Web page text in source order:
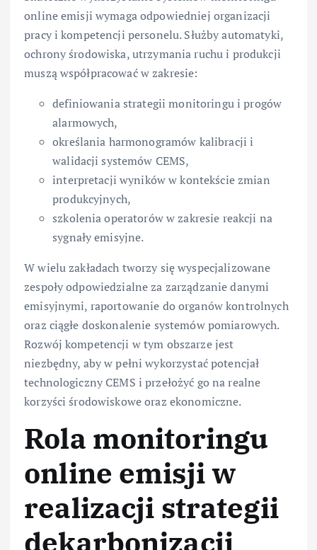
online emisji wymaga odpowiedniej organizacji
pracy i kompetencji personelu. Służby automatyki,
ochrony środowiska, utrzymania ruchu i produkcji
muszą współpracować w zakresie:
definiowania strategii monitoringu i progów
alarmowych,
określania harmonogramów kalibracji i
walidacji systemów CEMS,
interpretacji wyników w kontekście zmian
produkcyjnych,
szkolenia operatorów w zakresie reakcji na
sygnały emisyjne.
W wielu zakładach tworzy się wyspecjalizowane
zespoły odpowiedzialne za zarządzanie danymi
emisyjnymi, raportowanie do organów kontrolnych
oraz ciągłe doskonalenie systemów pomiarowych.
Rozwój kompetencji w tym obszarze jest
niezbędny, aby w pełni wykorzystać potencjał
technologiczny CEMS i przełożyć go na realne
korzyści środowiskowe oraz ekonomiczne.
Rola monitoringu
online emisji w
realizacji strategii
dekarbonizacji